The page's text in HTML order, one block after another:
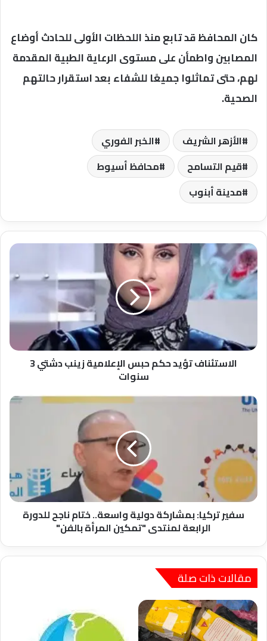
كان المحافظ قد تابع منذ اللحظات الأولى للحادث أوضاع
المصابين واطمأن على مستوى الرعاية الطبية المقدمة
لهم، حتى تماثلوا جميعًا للشفاء بعد استقرار حالتهم
الصحية.
الأزهر الشريف
الخبر الفوري
قيم التسامح
محافظ أسيوط
مدينة أبنوب
الاستئناف
تؤيد
حكم
حبس
الإعلامية
سنوات
الاستئناف تؤيد حكم حبس الإعلامية زينب دشتي 3
سنوات
سفير
تركيا:
واسعة..
ختام
ناجح
للدورة
الرابعة
لمنتدى
بالفن"
سفير تركيا: بمشاركة دولية واسعة.. ختام ناجح للدورة
الرابعة لمنتدى "تمكين المرأة بالفن"
مقالات ذات صلة